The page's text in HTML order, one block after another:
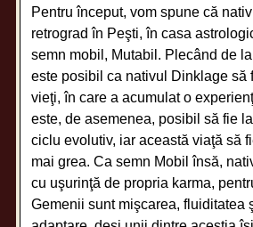
Pentru început, vom spune că
retrograd în Peşti, în casa
semn mobil, Mutabil. Plecând de
este posibil ca nativul Dinklage să
vieţi, în care a acumulat o
este, de asemenea, posibil să fie
ciclu evolutiv, iar această viaţă să
mai grea. Ca semn Mobil însă,
cu uşurinţă de propria karma,
Gemenii sunt mişcarea, fluiditatea